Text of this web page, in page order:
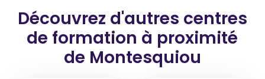
Découvrez d'autres centres
de formation à proximité
de Montesquiou